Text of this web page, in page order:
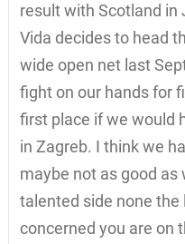
result with Scotland in
Vida decides to head
wide open net last
fight on our hands for
first place if we would
in Zagreb. I think we
maybe not as good as
talented side none the
concerned you are on